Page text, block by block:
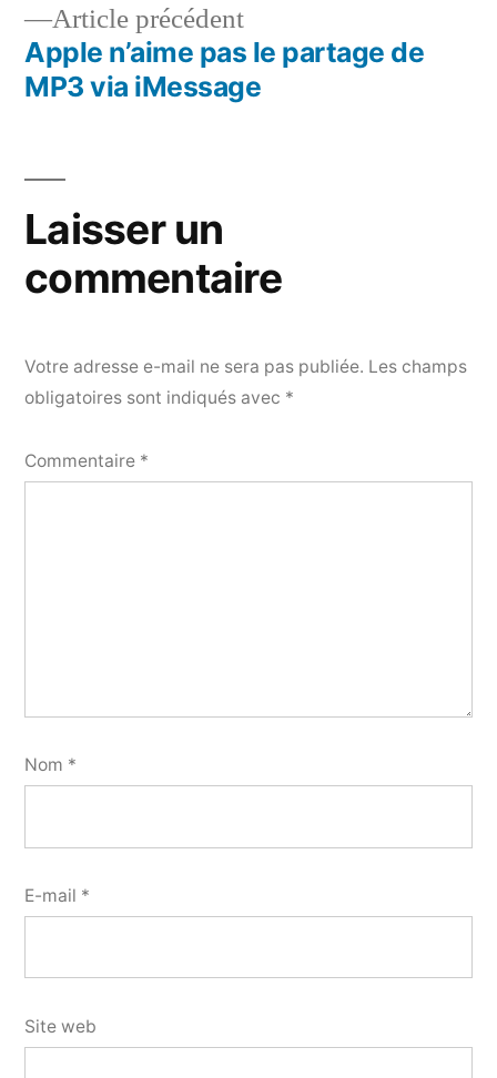
l’article
Article précédentArticle
précédent :
Apple n’aime pas le partage de
MP3 via iMessage
Laisser un
commentaire
Votre adresse e-mail ne sera pas publiée. Les champs
obligatoires sont indiqués avec *
Commentaire *
Nom *
E-mail *
Site web